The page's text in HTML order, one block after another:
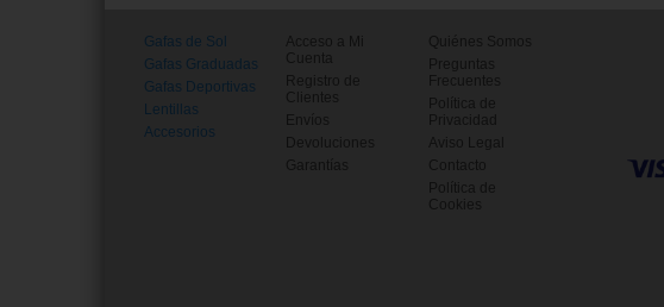
Gafas de Sol
Gafas Graduadas
Gafas Deportivas
Lentillas
Accesorios
Acceso a Mi
Cuenta
Registro de
Clientes
Envíos
Devoluciones
Garantías
Quiénes Somos
Preguntas
Frecuentes
Política de
Privacidad
Aviso Legal
Contacto
Política de
Cookies